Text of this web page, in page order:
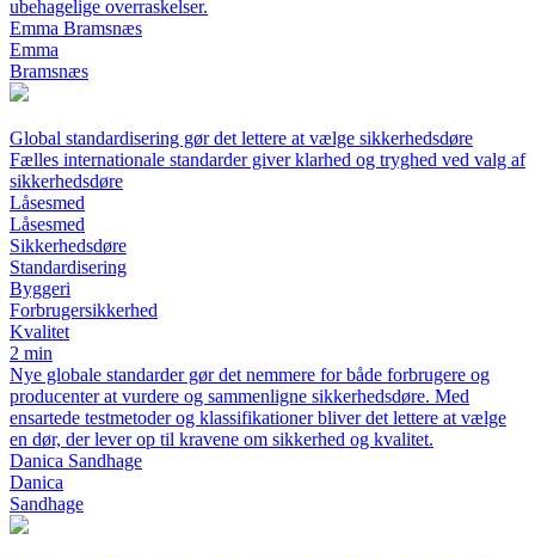
ubehagelige overraskelser.
Emma Bramsnæs
Emma
Bramsnæs
Global standardisering gør det lettere at vælge sikkerhedsdøre
Fælles internationale standarder giver klarhed og tryghed ved valg af
sikkerhedsdøre
Låsesmed
Låsesmed
Sikkerhedsdøre
Standardisering
Byggeri
Forbrugersikkerhed
Kvalitet
2 min
Nye globale standarder gør det nemmere for både forbrugere og
producenter at vurdere og sammenligne sikkerhedsdøre. Med
ensartede testmetoder og klassifikationer bliver det lettere at vælge
en dør, der lever op til kravene om sikkerhed og kvalitet.
Danica Sandhage
Danica
Sandhage